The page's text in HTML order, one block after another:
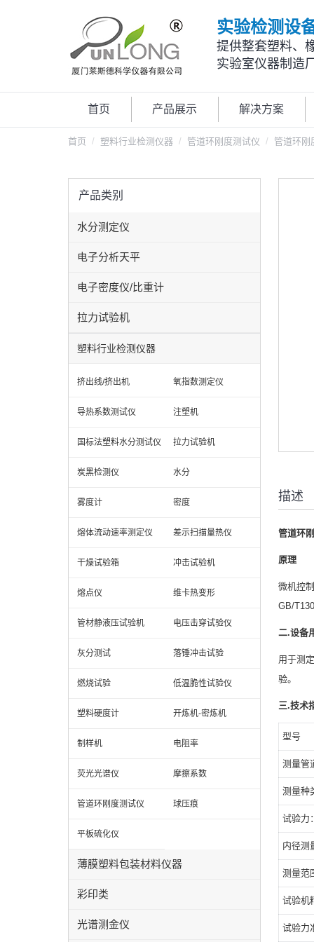
实验检测设
提供整套塑料、
实验室仪器制造
首页 产品展示 解决方案
首页 塑料行业检测仪器 管道环刚度测试仪 管道环刚
描述
管道环
原理
微机控
GB/
二.设备
用于测
验。
三.技术
型号
测量管
测量种
试验力
内径测
测量范
试验机
试验力
产品类别
水分测定仪
电子分析天平
电子密度仪/比重计
拉力试验机
塑料行业检测仪器
挤出线/挤出机 氧指数测定仪
导热系数测试仪 注塑机
国标法塑料水分测试仪 拉力试验机
炭黑检测仪 水分
雾度计 密度
熔体流动速率测定仪 差示扫描量热仪
干燥试验箱 冲击试验机
熔点仪 维卡热变形
管材静液压试验机 电压击穿试验仪
灰分测试 落锤冲击试验
燃烧试验 低温脆性试验仪
塑料硬度计 开炼机-密炼机
制样机 电阻率
荧光光谱仪 摩擦系数
管道环刚度测试仪 球压痕
平板硫化仪
薄膜塑料包装材料仪器
彩印类
光谱测金仪